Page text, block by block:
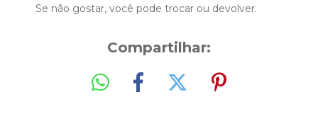
Se não gostar, você pode trocar ou devolver.
Compartilhar: